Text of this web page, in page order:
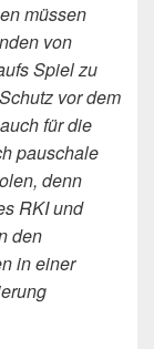
müssen
von
Spiel zu
vor dem
für die
pauschale
denn
RKI und
den
in einer